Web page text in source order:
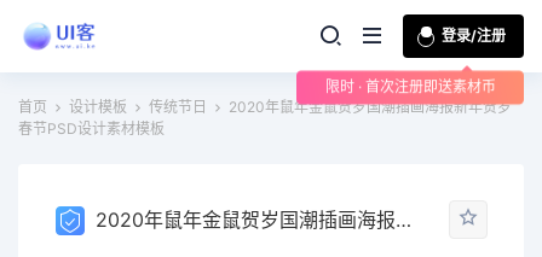
登录/注册
限时 · 首次注册即送素材币
首页
设计模板 传统节日
2020年鼠年金鼠贺岁国潮插画海报新年贺岁
春节PSD设计素材模板
2020年鼠年金鼠贺岁国潮插画海报新年贺岁春节PSD设计素材模板